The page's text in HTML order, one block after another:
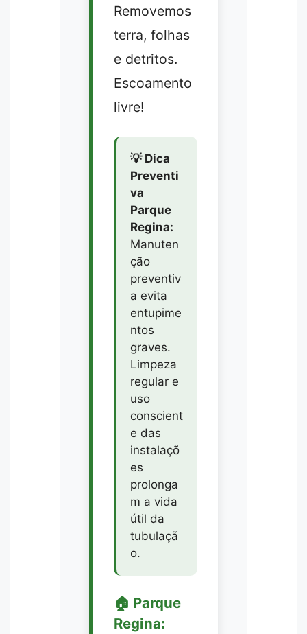
Removemos
terra, folhas
e detritos.
Escoamento
livre!
💡 Dica
Preventi
va
Parque
Regina:
Manuten
ção
preventiv
a evita
entupime
ntos
graves.
Limpeza
regular e
uso
conscient
e das
instalaçõ
es
prolonga
m a vida
útil da
tubulaçã
o.
🏠 Parque
Regina: